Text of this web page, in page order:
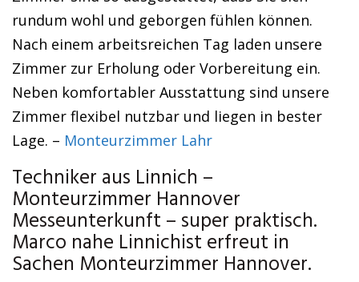
rundum wohl und geborgen fühlen können.
Nach einem arbeitsreichen Tag laden unsere
Zimmer zur Erholung oder Vorbereitung ein.
Neben komfortabler Ausstattung sind unsere
Zimmer flexibel nutzbar und liegen in bester
Lage. – Monteurzimmer Lahr
Techniker aus Linnich –
Monteurzimmer Hannover
Messeunterkunft – super praktisch.
Marco nahe Linnichist erfreut in
Sachen Monteurzimmer Hannover.